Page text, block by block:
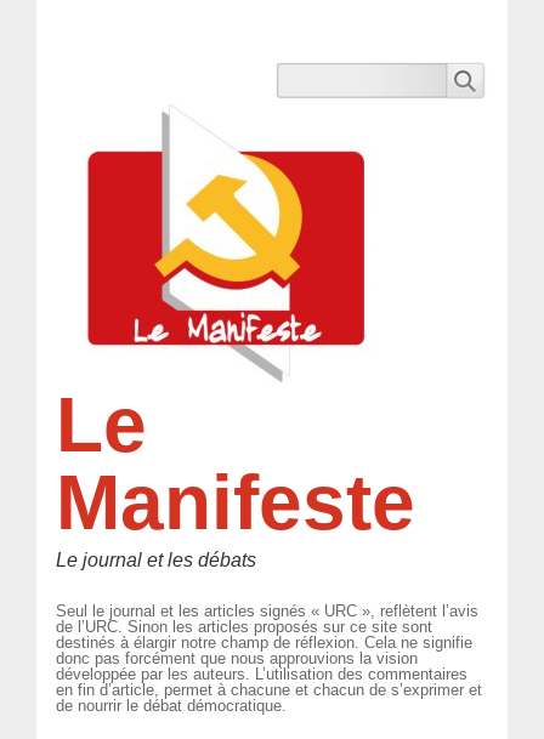
Le
Manifeste
Le journal et les débats
Seul le journal et les articles signés « URC », reflètent l’avis
de l’URC. Sinon les articles proposés sur ce site sont
destinés à élargir notre champ de réflexion. Cela ne signifie
donc pas forcément que nous approuvions la vision
développée par les auteurs. L’utilisation des commentaires
en fin d’article, permet à chacune et chacun de s’exprimer et
de nourrir le débat démocratique.